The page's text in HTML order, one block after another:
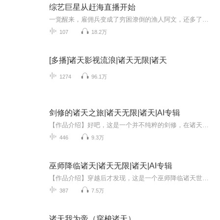
综艺巨星从赶海直播开始
107 18.2万
[多播]诸天影视流浪|诸天无限|诸天
1274 96.1万
剑修的诸天之旅|诸天无限|诸天|AI专辑
446 9.3万
巫师降临诸天|诸天无限|诸天|AI专辑
387 7.5万